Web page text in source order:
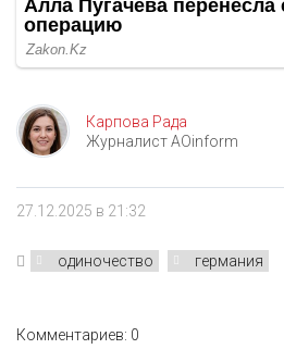
Карпова Рада
Журналист AOinform
27.12.2025 в 21:32
одиночество германия
Комментариев: 0